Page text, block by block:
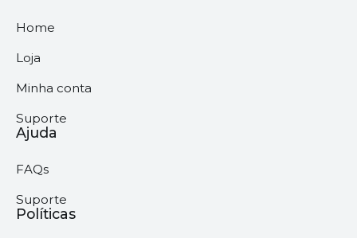
Home
Loja
Minha conta
Suporte
Ajuda
FAQs
Suporte
Políticas